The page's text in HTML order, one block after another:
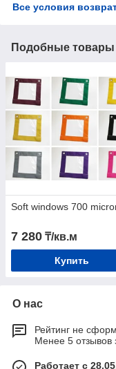
Все условия
Подобные товары
Soft windows 700
7 280 ₸/кв.м
Купить
О нас
Рейтинг не
Менее 5 отзывов
Работает с